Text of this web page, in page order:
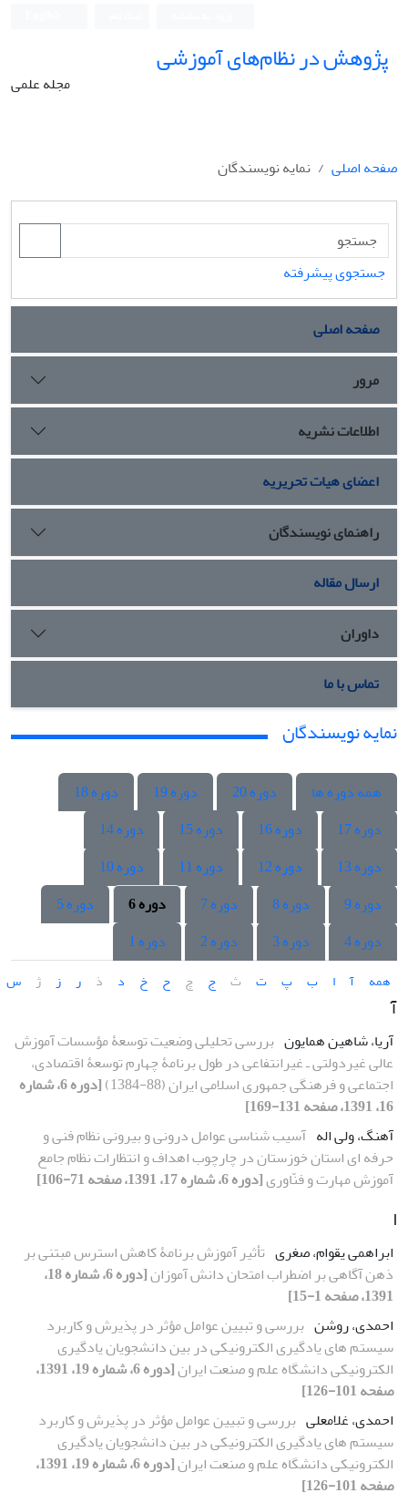
پژوهش در نظام‌های آموزشی
مجله علمی
صفحه اصلی نمایه نویسندگان
جستجوی پیشرفته
صفحه اصلی
مرور
اطلاعات نشریه
اعضای هیات تحریریه
راهنمای نویسندگان
ارسال مقاله
داوران
تماس با ما
نمایه نویسندگان
همه دوره ها دوره 20 دوره 19
دوره 18
دوره 17
دوره 16 دوره 15
دوره 14
دوره 13
دوره 12 دوره 11
دوره 10
دوره 9
دوره 8 دوره 7 دوره 6
دوره 5
دوره 4
دوره 3 دوره 2 دوره 1
همه آ ا ب پ ت ث ج چ ح خ د ذ ر ز ژ س
آ
آریا، شاهین همایون بررسی تحلیلی وضعیت توسعۀ مؤسسات آموزش
عالی غیردولتی ـ غیرانتفاعی در طول برنامۀ چهارم توسعۀ اقتصادی،
اجتماعی و فرهنگی جمهوری اسلامی ایران (88-1384)
[دوره 6، شماره
16، 1391، صفحه 131-169]
آهنگ، ولی اله آسیب‏ شناسی عوامل درونی و بیرونی نظام فنی و
حرفه‏ ای استان خوزستان در چارچوب اهداف و انتظارات نظام جامع
آموزش مهارت و فنّاوری[دوره 6، شماره 17، 1391، صفحه 71-106]
ا
ابراهمی یقوام، صغری تأثیر آموزش برنامۀ کاهش استرس مبتنی بر
ذهن آگاهی بر اضطراب امتحان دانش آموزان
[دوره 6، شماره 18،
1391، صفحه 1-15]
احمدی، روشن بررسی و تبیین عوامل مؤثر در پذیرش و کاربرد
سیستم های یادگیری الکترونیکی در بین دانشجویان یادگیری
الکترونیکی دانشگاه علم و صنعت ایران
[دوره 6، شماره 19، 1391،
صفحه 101-126]
احمدی، غلامعلی بررسی و تبیین عوامل مؤثر در پذیرش و کاربرد
سیستم های یادگیری الکترونیکی در بین دانشجویان یادگیری
الکترونیکی دانشگاه علم و صنعت ایران
[دوره 6، شماره 19، 1391،
صفحه 101-126]